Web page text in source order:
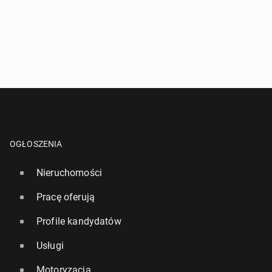
OGŁOSZENIA
Nieruchomości
Pracę oferują
Profile kandydatów
Usługi